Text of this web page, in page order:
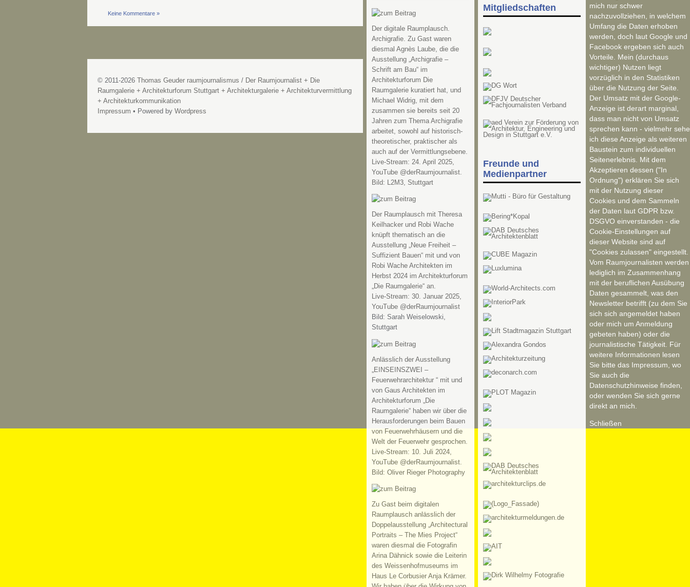
Keine Kommentare »
© 2011-2026 Thomas Geuder raumjournalismus / Der Raumjournalist + Die
Raumgalerie + Architekturforum Stuttgart + Architekturgalerie + Architekturvermittlung
+ Architekturkommunikation
Impressum • Powered by Wordpress
Der digitale Raumplausch.
Archigrafie. Zu Gast waren
diesmal Agnès Laube, die die
Ausstellung „Archigrafie –
Schrift am Bau“ im
Architekturforum Die
Raumgalerie kuratiert hat, und
Michael Widrig, mit dem
zusammen sie bereits seit 20
Jahren zum Thema Archigrafie
arbeitet, sowohl auf historisch-
theoretischer, praktischer als
auch auf der Vermittlungsebene.
Live-Stream: 24. April 2025,
YouTube @derRaumjournalist.
Bild: L2M3, Stuttgart
Der Raumplausch mit Theresa
Keilhacker und Robi Wache
knüpft thematisch an die
Ausstellung „Neue Freiheit –
Suffizient Bauen“ mit und von
Robi Wache Architekten im
Herbst 2024 im Architekturforum
„Die Raumgalerie“ an.
Live-Stream: 30. Januar 2025,
YouTube @derRaumjournalist
Bild: Sarah Weiselowski,
Stuttgart
Anlässlich der Ausstellung
„EINSEINSZWEI –
Feuerwehrarchitektur “ mit und
von Gaus Architekten im
Architekturforum „Die
Raumgalerie“ haben wir über die
Herausforderungen beim Bauen
von Feuerwehrhäusern und die
Welt der Feuerwehr gesprochen.
Live-Stream: 10. Juli 2024,
YouTube @derRaumjournalist.
Bild: Oliver Rieger Photography
Zu Gast beim digitalen
Raumplausch anlässlich der
Doppelausstellung „Architectural
Portraits – The Mies Project“
waren diesmal die Fotografin
Arina Dähnick sowie die Leiterin
des Weissenhofmuseums im
Haus Le Corbusier Anja Krämer.
Mitgliedschaften
Freunde und
Medienpartner
mich nur schwer
nachzuvollziehen, in welchem
Umfang die Daten erhoben
werden, doch laut Google und
Facebook ergeben sich auch
Vorteile. Mein (durchaus
wichtiger) Nutzen liegt
vorzüglich in den Statistiken
über die Nutzung der Seite.
Der Umsatz mit der Google-
Anzeige ist derart marginal,
dass man nicht von Umsatz
sprechen kann - vielmehr sehe
ich diese Anzeige als weiteren
Baustein zum individuellen
Seitenerlebnis. Mit dem
Akzeptieren dessen ("In
Ordnung") erklären Sie sich
mit der Nutzung dieser
Cookies und dem Sammeln
der Daten laut GDPR bzw.
DSGVO einverstanden - die
Cookie-Einstellungen auf
dieser Website sind auf
"Cookies zulassen" eingestellt.
Vom Raumjournalisten werden
lediglich im Zusammenhang
mit der beruflichen Ausübung
Daten gesammelt, was den
Newsletter betrifft (zu dem Sie
sich sich angemeldet haben
oder mich um Anmeldung
gebeten haben) oder die
journalistische Tätigkeit. Für
weitere Informationen lesen
Sie bitte das Impressum, wo
Sie auch die
Datenschutzhinweise finden,
oder wenden Sie sich gerne
direkt an mich.
Schließen